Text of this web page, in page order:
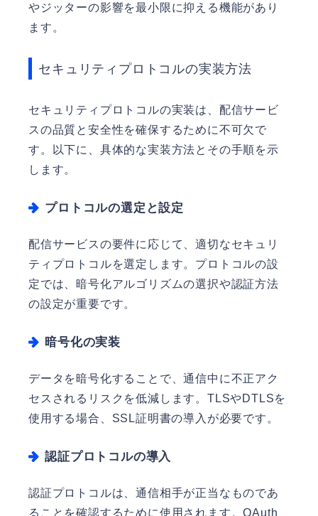
やジッターの影響を最小限に抑える機能があり
ます。
セキュリティプロトコルの実装方法
セキュリティプロトコルの実装は、配信サービ
スの品質と安全性を確保するために不可欠で
す。以下に、具体的な実装方法とその手順を示
します。
プロトコルの選定と設定
配信サービスの要件に応じて、適切なセキュリ
ティプロトコルを選定します。プロトコルの設
定では、暗号化アルゴリズムの選択や認証方法
の設定が重要です。
暗号化の実装
データを暗号化することで、通信中に不正アク
セスされるリスクを低減します。TLSやDTLSを
使用する場合、SSL証明書の導入が必要です。
認証プロトコルの導入
認証プロトコルは、通信相手が正当なものであ
ることを確認するために使用されます。OAuth